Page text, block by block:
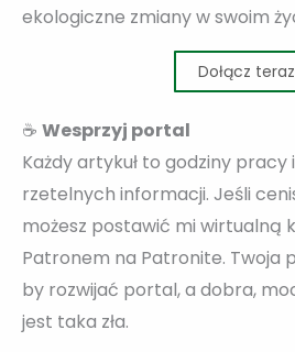
ekologiczne zmiany w swoim
Dołącz teraz
☕ Wesprzyj portal
Każdy artykuł to godziny pracy
rzetelnych informacji. Jeśli
możesz postawić mi wirtualną
Patronem na Patronite. Twoja
by rozwijać portal, a dobra,
jest taka zła.